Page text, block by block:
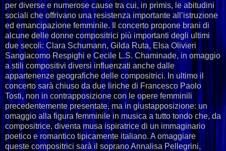
per diverse e numerose cause tra cui, in primis, le abitudini
sociali che offrivano una resistenza importante all’istruzione
ed emancipazione femminile. Il concerto propone brani di
alcune delle donne compositrici più importanti degli ultimi
due secoli: Clara Schumann, Gilda Ruta, Elsa Olivieri
Sangiacomo Respighi e Cecile L.S. Chaminade, in omaggio
a stili compositivi diversi influenzati anche dalle
appartenenze geografiche delle compositrici. In ultimo il
concerto sarà chiuso da due liriche di Francesco Paolo
Tosti, non in contrapposizione con le opere femminili
precedentemente presentate, ma in giustapposizione: un
omaggio alla figura femminile in musica a tutto tondo che, da
compositrice, diventa musa ispiratrice di un immaginario
poetico e romantico tipicamente italiano. A omaggiare
queste compositrici sarà il soprano Annalisa Pellegrini,